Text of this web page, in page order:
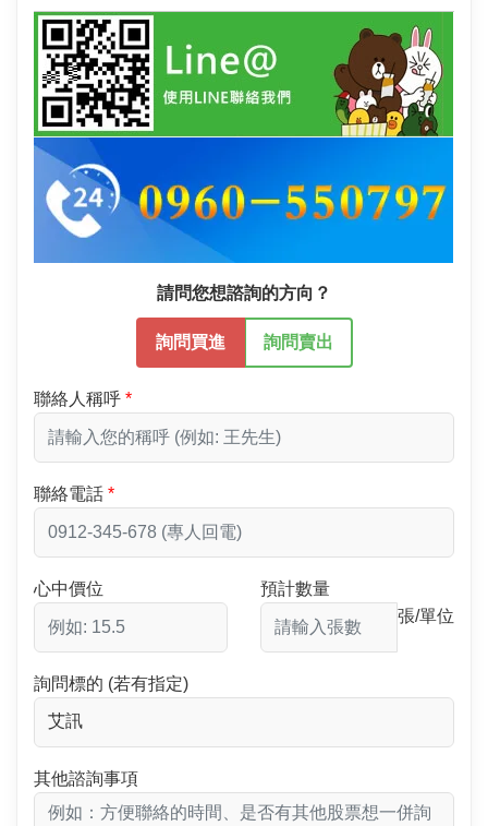
請問您想諮詢的方向？
詢問買進 詢問賣出
聯絡人稱呼
聯絡電話
心中價位
預計數量
張/單位
詢問標的 (若有指定)
其他諮詢事項